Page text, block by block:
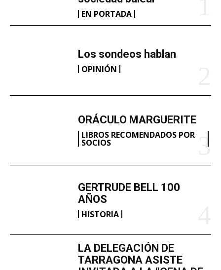
EN PORTADA
Los sondeos hablan
OPINIÓN
ORÁCULO MARGUERITE
LIBROS RECOMENDADOS POR
SOCIOS
GERTRUDE BELL 100
AÑOS
HISTORIA
LA DELEGACIÓN DE
TARRAGONA ASISTE